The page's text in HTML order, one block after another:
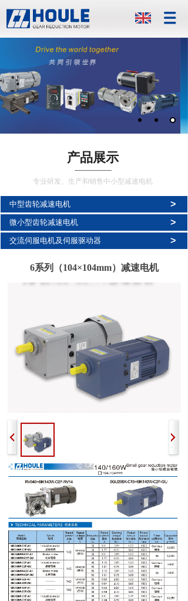
产品展示
专业研发、生产和销售中小型减速电机
中型齿轮减速电机 >
微小型齿轮减速电机 >
交流伺服电机及伺服驱动器 >
6系列（104×104mm）减速电机